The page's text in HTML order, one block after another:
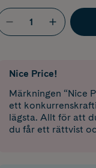
Nice Price!
Märkningen “Nice
ett
lägsta. Allt för att
du får ett rättvist